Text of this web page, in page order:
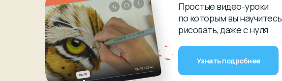
Простые видео-уроки
по которым вы научитесь
рисовать, даже с нуля
Узнать подробнее